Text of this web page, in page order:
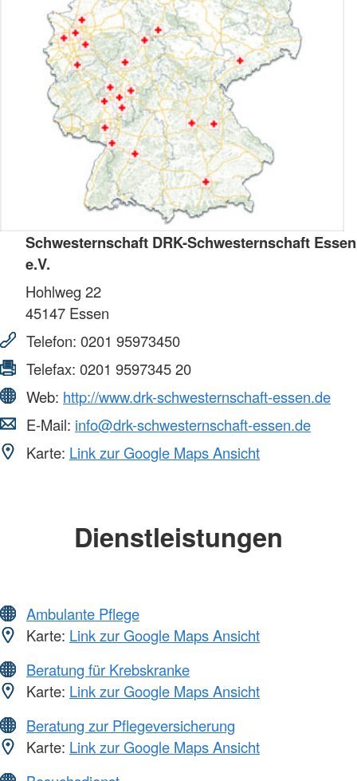
Schwesternschaft DRK-Schwesternschaft Essen
e.V.
Hohlweg 22
45147 Essen
Telefon: 0201 95973450
Telefax: 0201 9597345 20
Web: http://www.drk-schwesternschaft-essen.de
E-Mail: info@drk-schwesternschaft-essen.de
Karte: Link zur Google Maps Ansicht
Dienstleistungen
Ambulante Pflege
Karte: Link zur Google Maps Ansicht
Beratung für Krebskranke
Karte: Link zur Google Maps Ansicht
Beratung zur Pflegeversicherung
Karte: Link zur Google Maps Ansicht